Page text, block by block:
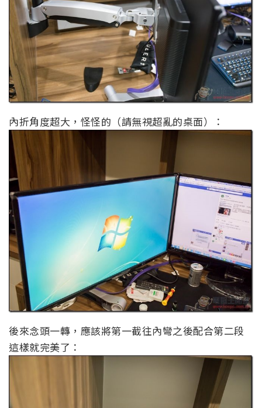
內折角度超大，怪怪的（請無視超亂的桌面）：
後來念頭一轉，應該將第一截往內彎之後配合第二段
這樣就完美了：